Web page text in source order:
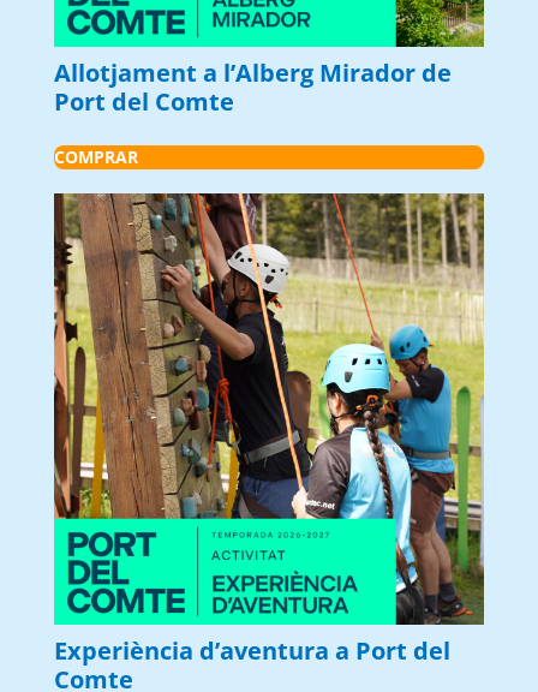
Allotjament a l’Alberg Mirador de
Port del Comte
COMPRAR
Experiència d’aventura a Port del
Comte